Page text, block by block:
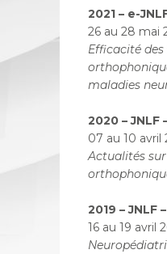
2021 – e-
26 au 28 mai
Efficacité
maladies
2020 – JNLF
07 au 10 avril
Actualités
2019 – JNLF
16 au 19 avril